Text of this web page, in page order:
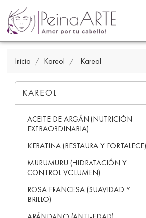
Inicio Kareol Kareol
KAREOL
ACEITE DE ARGÁN (NUTRICIÓN
EXTRAORDINARIA)
KERATINA (RESTAURA Y FORTALECE)
MURUMURU (HIDRATACIÓN Y
CONTROL VOLUMEN)
ROSA FRANCESA (SUAVIDAD Y
BRILLO)